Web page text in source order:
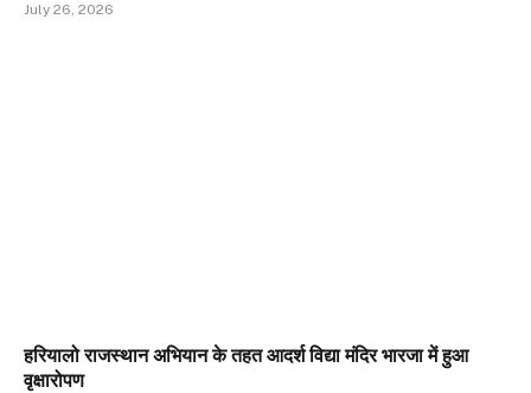
July 26, 2026
हरियालो राजस्थान अभियान के तहत आदर्श विद्या मंदिर भारजा में हुआ
वृक्षारोपण